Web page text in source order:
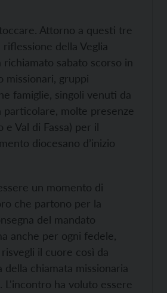
Attorno a questi tre
della Veglia
richiamato sabato scorso in
missionari, gruppi
famiglie, singoli venuti da
molte presenze
e Val di Fassa) per il
diocesano d’inizio
un momento di
che partono per la
del mandato
anche per ogni fedele,
il cuore così da
chiamata missionaria
ha voluto essere